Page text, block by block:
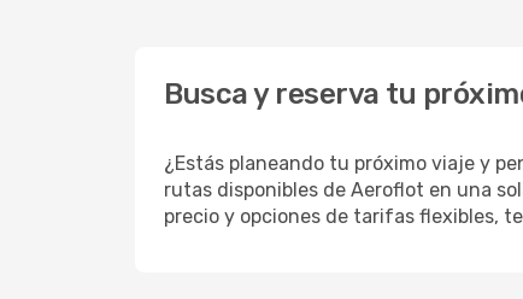
Busca y reserva tu
¿Estás planeando tu próximo viaje y
rutas disponibles de Aeroflot en una
precio y opciones de tarifas flexibles,